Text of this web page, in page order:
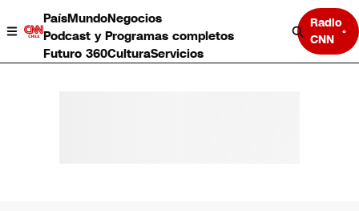
PaísMundoNegocios
Podcast y Programas completos
Futuro 360CulturaServicios
Radio
CNN